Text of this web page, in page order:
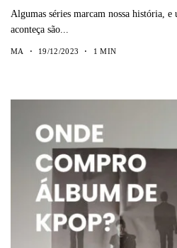
Algumas séries marcam nossa história,
aconteça são...
MA 19/12/2023 1 MIN